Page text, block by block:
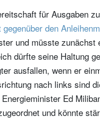
für Ausgaben
den
und müsste zunächst
dürfte seine Haltung
ausfallen, wenn er
nach links sind
Ed
und könnte
registrieren